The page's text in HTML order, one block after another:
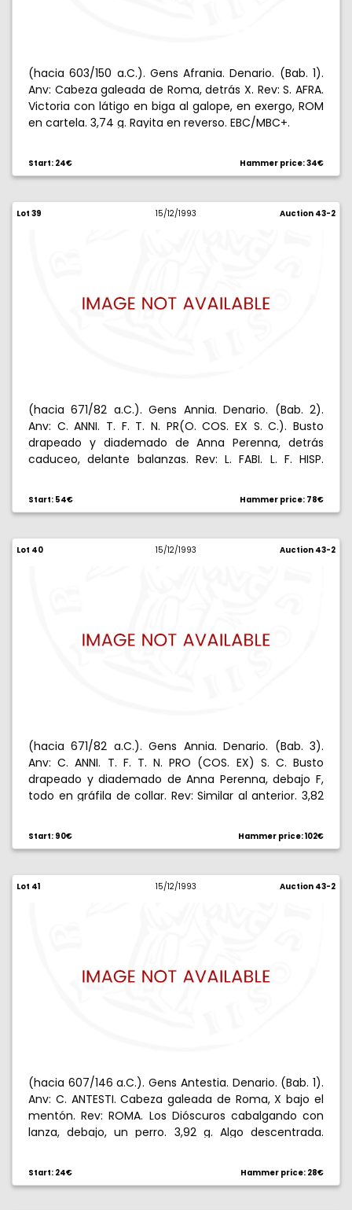
(hacia 603/150 a.C.). Gens Afrania. Denario. (Bab. 1).
Anv: Cabeza galeada de Roma, detrás X. Rev: S. AFRA.
Victoria con látigo en biga al galope, en exergo, ROM
en cartela. 3,74 g. Rayita en reverso. EBC/MBC+.
Start: 24€ Hammer price: 34€
Lot 39 15/12/1993 Auction 43-2
(hacia 671/82 a.C.). Gens Annia. Denario. (Bab. 2).
Anv: C. ANNI. T. F. T. N. PR(O. COS. EX S. C.). Busto
drapeado y diademado de Anna Perenna, detrás
caduceo, delante balanzas. Rev: L. FABI. L. F. HISP.
encima Q. 3,95 g. Anverso descentrado. Escasa. MBC.
Start: 54€ Hammer price: 78€
Lot 40 15/12/1993 Auction 43-2
(hacia 671/82 a.C.). Gens Annia. Denario. (Bab. 3).
Anv: C. ANNI. T. F. T. N. PRO (COS. EX) S. C. Busto
drapeado y diademado de Anna Perenna, debajo F,
todo en gráfila de collar. Rev: Similar al anterior. 3,82
Start: 90€ Hammer price: 102€
Lot 41 15/12/1993 Auction 43-2
(hacia 607/146 a.C.). Gens Antestia. Denario. (Bab. 1).
Anv: C. ANTESTI. Cabeza galeada de Roma, X bajo el
mentón. Rev: ROMA. Los Dióscuros cabalgando con
lanza, debajo, un perro. 3,92 g. Algo descentrada.
Start: 24€ Hammer price: 28€